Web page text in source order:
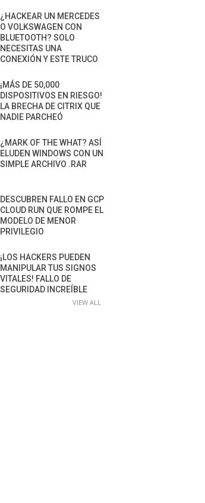
¿HACKEAR UN MERCEDES
O VOLKSWAGEN CON
BLUETOOTH? SOLO
NECESITAS UNA
CONEXIÓN Y ESTE TRUCO
¡MÁS DE 50,000
DISPOSITIVOS EN RIESGO!
LA BRECHA DE CITRIX QUE
NADIE PARCHEÓ
¿MARK OF THE WHAT? ASÍ
ELUDEN WINDOWS CON UN
SIMPLE ARCHIVO .RAR
DESCUBREN FALLO EN GCP
CLOUD RUN QUE ROMPE EL
MODELO DE MENOR
PRIVILEGIO
¡LOS HACKERS PUEDEN
MANIPULAR TUS SIGNOS
VITALES! FALLO DE
SEGURIDAD INCREÍBLE
VIEW ALL